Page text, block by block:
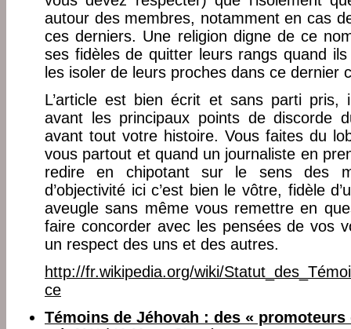
autour des membres, notamment en cas
ces derniers. Une religion digne de ce
ses fidèles de quitter leurs rangs quand
les isoler de leurs proches dans ce dernier
L’article est bien écrit et sans parti
avant les principaux points de discorde
avant tout votre histoire. Vous faites du
vous partout et quand un journaliste en
redire en chipotant sur le sens des
d’objectivité ici c’est bien le vôtre, fidèle
aveugle sans même vous remettre en
faire concorder avec les pensées de vos
un respect des uns et des autres.
http://fr.wikipedia.org/wiki/
ce
Témoins de Jéhovah : des «